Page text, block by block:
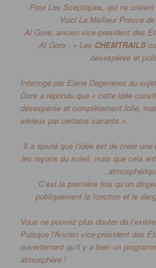
Pour Les Sceptiques, qui ne
Voici La Meilleur Preuve
Al Gore, ancien vice-président des
Al Gore : « Les CHEMTRAILS
désespérée et
Interrogé par EleneDegeneres au
Gore a répondu que « cette idée
désespérée et complètement folle,
sérieux par certains savants ».
Il a ajouté que l’idée est de créer
les rayons du soleil, mais que cela
C’est la première fois qu’un
publiquement la fonction et le
Vous ne pouvez plus douter de
Puisque l’Ancien vice-président des
ouvertement qu’il y a bien un
atmosphère !